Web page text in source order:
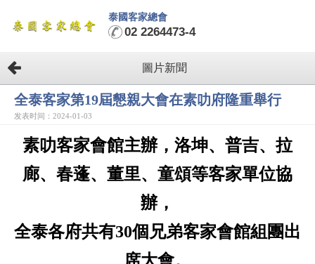
泰國客家總會
02 2264473-4
圖片新聞
全泰客家第19屆懇親大會在素叻府隆重舉行
发表时间：2024-01-03
素叻客家會館主辦，洛坤、普吉、拉
廊、春蓬、董里、童頌等客家單位協
辦，
全泰各府共有30個兄弟客家會館組團出